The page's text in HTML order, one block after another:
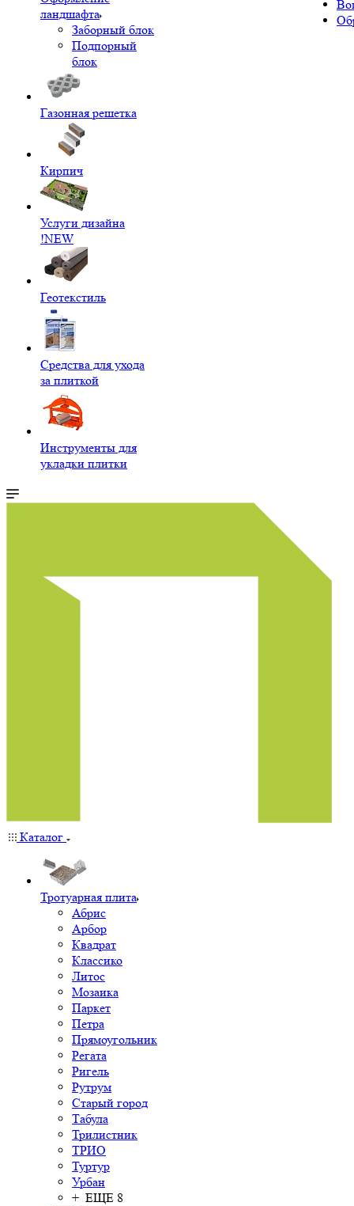
ландшафта
Заборный блок
Подпорный
блок
Газонная решетка
Кирпич
Услуги дизайна
!NEW
Геотекстиль
Средства для ухода
за плиткой
Инструменты для
укладки плитки
Каталог
Тротуарная плита
Абрис
Арбор
Квадрат
Классико
Литос
Мозаика
Паркет
Петра
Прямоугольник
Регата
Ригель
Рутрум
Старый город
Табула
Трилистник
ТРИО
Туртур
Урбан
+ ЕЩЕ 8